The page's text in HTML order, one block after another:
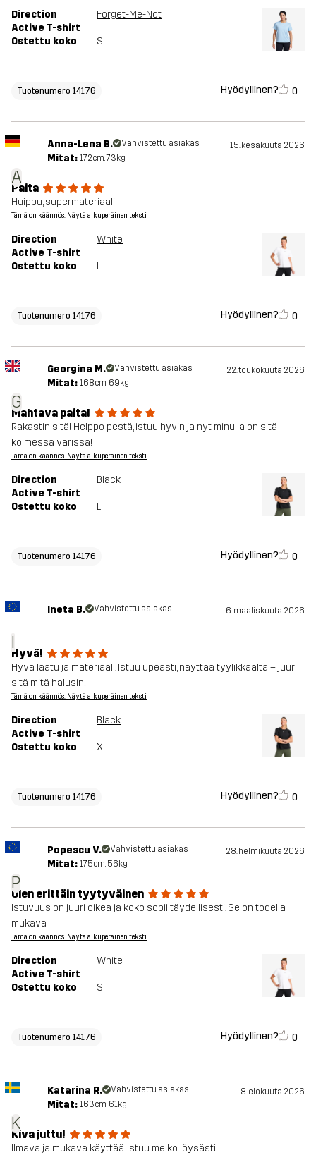
Direction
Active T-shirt
Forget-Me-Not
Ostettu koko S
Tuotenumero 14176 Hyödyllinen? 0
A
Anna-Lena B. Vahvistettu asiakas 15. kesäkuuta 2026
Mitat: 172cm, 73kg
Paita
Huippu, supermateriaali
Tämä on käännös. Näytä alkuperäinen teksti
Direction
Active T-shirt
White
Ostettu koko L
Tuotenumero 14176 Hyödyllinen? 0
G
Georgina M. Vahvistettu asiakas 22. toukokuuta 2026
Mitat: 168cm, 69kg
Mahtava paita!
Rakastin sitä! Helppo pestä, istuu hyvin ja nyt minulla on sitä
kolmessa värissä!
Tämä on käännös. Näytä alkuperäinen teksti
Direction
Active T-shirt
Black
Ostettu koko L
Tuotenumero 14176 Hyödyllinen? 0
I
Ineta B. Vahvistettu asiakas 6. maaliskuuta 2026
Hyvä!
Hyvä laatu ja materiaali. Istuu upeasti, näyttää tyylikkäältä – juuri
sitä mitä halusin!
Tämä on käännös. Näytä alkuperäinen teksti
Direction
Active T-shirt
Black
Ostettu koko XL
Tuotenumero 14176 Hyödyllinen? 0
P
Popescu V. Vahvistettu asiakas 28. helmikuuta 2026
Mitat: 175cm, 56kg
Olen erittäin tyytyväinen
Istuvuus on juuri oikea ja koko sopii täydellisesti. Se on todella
mukava
Tämä on käännös. Näytä alkuperäinen teksti
Direction
Active T-shirt
White
Ostettu koko S
Tuotenumero 14176 Hyödyllinen? 0
K
Katarina R. Vahvistettu asiakas 8. elokuuta 2026
Mitat: 163cm, 61kg
Kiva juttu!
Ilmava ja mukava käyttää. Istuu melko löysästi.